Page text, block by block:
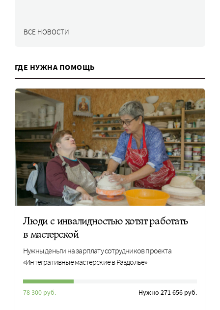
ВСЕ НОВОСТИ
ГДЕ НУЖНА ПОМОЩЬ
Люди с инвалидностью хотят работать
в мастерской
Нужны деньги на зарплату сотрудников проекта
«Интегративные мастерские в Раздолье»
78 300 руб. Нужно 271 656 руб.